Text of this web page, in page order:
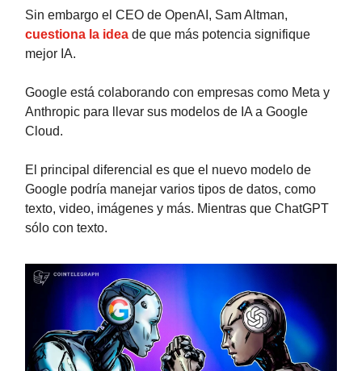
Sin embargo el CEO de OpenAI, Sam Altman,
cuestiona la idea de que más potencia signifique
mejor IA.
Google está colaborando con empresas como Meta y
Anthropic para llevar sus modelos de IA a Google
Cloud.
El principal diferencial es que el nuevo modelo de
Google podría manejar varios tipos de datos, como
texto, video, imágenes y más. Mientras que ChatGPT
sólo con texto.